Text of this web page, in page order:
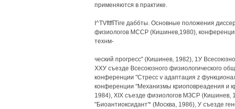
применяются в практике.
I^TVftffîTire даббты. Основные положения
физиологов МССР (Кишинев,1980),
технм-
ческий прогресс" (Кишинев, 1982), 1У
ХХУ съезде Всесоюзного физиологического
конференции "Стресс v адаптация z
конференции "Механизмы криоповреадения и
1984), XIX съезде физиологов МЗСР (Кишинев,
"Биоантиоксидант'* (Москва, 1986), У съезде